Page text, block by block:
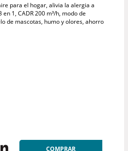
para el hogar, alivia la alergia a
1, CADR 200 m³/h, modo de
de mascotas, humo y olores, ahorro
COMPRAR